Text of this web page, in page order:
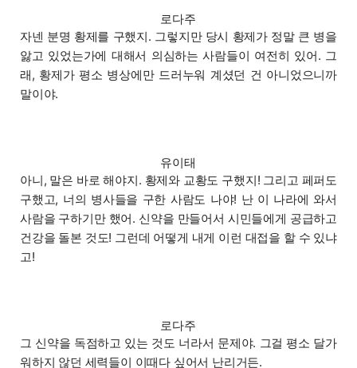
로다주
자넨 분명 황제를 구했지. 그렇지만 당시 황제가 정말 큰 병을
앓고 있었는가에 대해서 의심하는 사람들이 여전히 있어. 그
래, 황제가 평소 병상에만 드러누워 계셨던 건 아니었으니까
말이야.
유이태
아니, 말은 바로 해야지. 황제와 교황도 구했지! 그리고 페퍼도
구했고, 너의 병사들을 구한 사람도 나야! 난 이 나라에 와서
사람을 구하기만 했어. 신약을 만들어서 시민들에게 공급하고
건강을 돌본 것도! 그런데 어떻게 내게 이런 대접을 할 수 있냐
고!
로다주
그 신약을 독점하고 있는 것도 너라서 문제야. 그걸 평소 달가
워하지 않던 세력들이 이때다 싶어서 난리거든.